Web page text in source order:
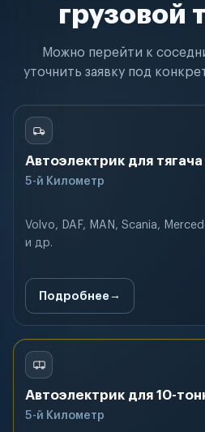
грузовой
Можно перейти к
уточнить заявку под
Автоэлектрик для тягача
5-й Километр
Volvo, DAF, MAN, Scania,
и др.
Подробнее
Автоэлектрик для 10-
5-й Километр